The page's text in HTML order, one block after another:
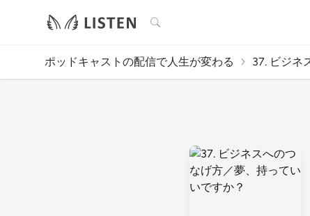
検索
ポッドキャストの配信で人生が変わる 37. ビジネ